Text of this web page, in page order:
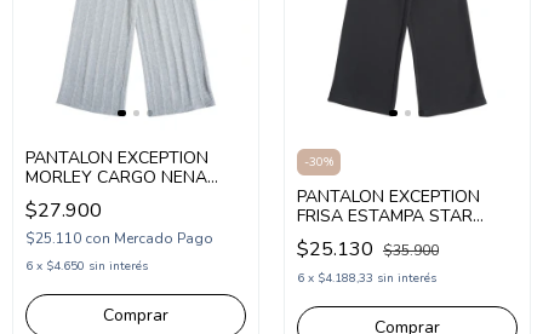
PANTALON EXCEPTION
MORLEY CARGO NENA
(EX26MPK94)
$27.900
$25.110 con Mercado Pago
6 x $4.650 sin interés
Comprar
-30%
PANTALON EXCEPTION
FRISA ESTAMPA STAR
NENA (EX26MPK02)
$25.130 $35.900
6 x $4.188,33 sin interés
Comprar